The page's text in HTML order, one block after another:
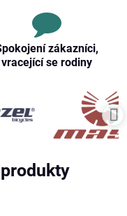
zákazníci,
vracející se rodiny